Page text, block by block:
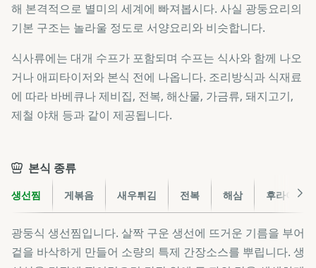
해 본격적으로 별미의 세계에 빠져봅시다. 사실 광둥요리의
기본 구조는 놀라울 정도로 서양요리와 비슷합니다.
식사류에는 대개 수프가 포함되며 수프는 식사와 함께 나오
거나 애피타이저와 본식 전에 나옵니다. 조리방식과 식재료
에 따라 바베큐나 제비집, 전복, 해산물, 가금류, 돼지고기,
제철 야채 등과 같이 제공됩니다.
본식 종류
생선찜 게볶음 새우튀김 전복 해삼 후라이드
광둥식 생선찜입니다. 살짝 구운 생선에 뜨거운 기름을 부어
겉을 바삭하게 만들어 소량의 특제 간장소스를 뿌립니다. 생